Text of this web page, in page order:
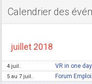
Calendrier des
juillet 2018
4 juil. VR in one day
5 au 7 juil. Forum